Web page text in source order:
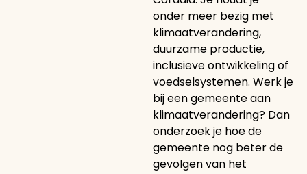
onder meer bezig met
klimaatverandering,
duurzame productie,
inclusieve ontwikkeling of
voedselsystemen. Werk je
bij een gemeente aan
klimaatverandering? Dan
onderzoek je hoe de
gemeente nog beter de
gevolgen van het